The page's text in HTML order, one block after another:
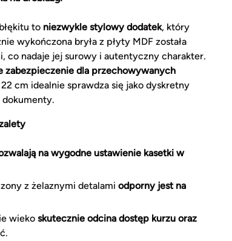
to niezwykle stylowy dodatek, który
wykończona bryła z płyty MDF została
co nadaje jej surowy i autentyczny charakter.
zabezpieczenie dla przechowywanych
22 cm idealnie sprawdza się jako dyskretny
na wygodne ustawienie kasetki w
z żelaznymi detalami odporny jest na
wieko skutecznie odcina dostęp kurzu oraz